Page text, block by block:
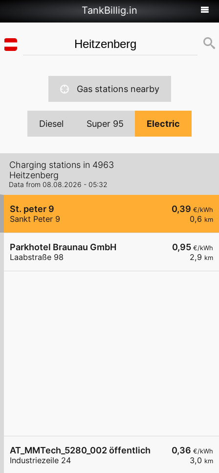
TankBillig.in
Gas stations nearby
Diesel Super 95 Electric
Charging stations in 4963
Heitzenberg
Data from 08.08.2026 - 05:32
0,39 €/kWh
0,6 km
St. peter 9
Sankt Peter 9
0,95 €/kWh
2,9 km
Parkhotel Braunau GmbH
Laabstraße 98
0,36 €/kWh
3,0 km
AT_MMTech_5280_002 öffentlich
Industriezeile 24